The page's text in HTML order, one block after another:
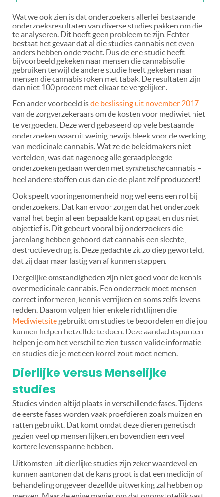
Wat we ook zien is dat onderzoekers allerlei bestaande
onderzoeksresultaten van diverse studies pakken om die
te analyseren. Dit hoeft geen probleem te zijn. Echter
bestaat het gevaar dat al die studies cannabis net even
anders hebben onderzocht. Dus de ene studie heeft
bijvoorbeeld gekeken naar mensen die cannabisolie
gebruiken terwijl de andere studie heeft gekeken naar
mensen die cannabis roken met tabak. De resultaten zijn
dan niet 100 procent met elkaar te vergelijken.
Een ander voorbeeld isde beslissing uit november 2017
van de zorgverzekeraars om de kosten voor mediwiet niet
te vergoeden. Deze werd gebaseerd op vele bestaande
onderzoeken waaruit weinig bewijs bleek voor de werking
van medicinale cannabis. Wat ze de beleidmakers niet
vertelden, was dat nagenoeg alle geraadpleegde
onderzoeken gedaan werden metsynthetischecannabis –
heel andere stoffen dus dan die de plant zelf produceert!
Ook speelt vooringenomenheid nog wel eens een rol bij
onderzoekers. Dat kan ervoor zorgen dat het onderzoek
vanaf het begin al een bepaalde kant op gaat en dus niet
objectief is. Dit gebeurt vooral bij onderzoekers die
jarenlang hebben gehoord dat cannabis een slechte,
destructieve drug is. Deze gedachte zit zo diep geworteld,
dat zij daar maar lastig van af kunnen stappen.
Dergelijke omstandigheden zijn niet goed voor de kennis
over medicinale cannabis. Een onderzoek moet mensen
correct informeren, kennis verrijken en soms zelfs levens
redden. Daarom volgen hier enkele richtlijnen die
Mediwietsite gebruikt om studies te beoordelen en die jou
kunnen helpen hetzelfde te doen. Deze aandachtspunten
helpen je om het verschil te zien tussen valide informatie
en studies die je met een korrel zout moet nemen.
Dierlijke versus Menselijke
studies
Studies vinden altijd plaats in verschillende fases. Tijdens
de eerste fases worden vaak proefdieren zoals muizen en
ratten gebruikt. Dat komt omdat deze dieren genetisch
gezien veel op mensen lijken, en bovendien een veel
kortere levensspanne hebben.
Uitkomsten uit dierlijke studies zijn zeker waardevol en
kunnen aantonen dat de kans groot is dat een medicijn of
behandeling ongeveer dezelfde uitwerking zal hebben op